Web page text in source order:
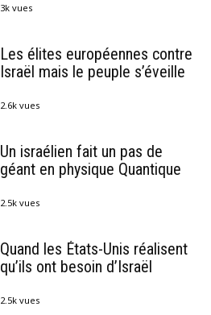
3k vues
Les élites européennes contre
Israël mais le peuple s’éveille
2.6k vues
Un israélien fait un pas de
géant en physique Quantique
2.5k vues
Quand les États-Unis réalisent
qu’ils ont besoin d’Israël
2.5k vues